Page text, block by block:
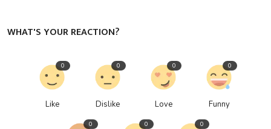
WHAT'S YOUR REACTION?
Like
0
Dislike
0
Love
0
Funny
0
0 0 0